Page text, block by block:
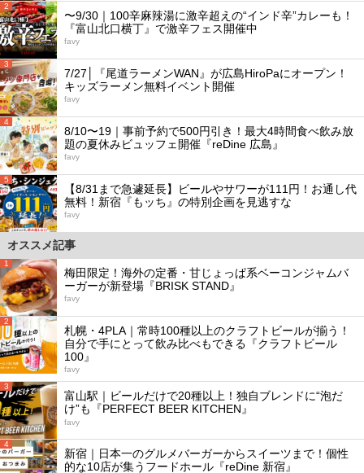
2
〜9/30｜100辛麻辣湯に激辛超えの“インド辛”カレーも！
『富山北口横丁』で激辛フェス開催中
favy
3
7/27│『尾道ラーメンWAN』が広島HiroPaにオープン！
キッズラーメン無料イベント開催
favy
4
8/10〜19｜事前予約で500円引き！最大4時間食べ飲み放
題の夏休みビュッフェ開催『reDine 広島』
favy
5
【8/31まで急遽延長】ビールやサワーが111円！お通し代
無料！新宿『もッち』の特別企画を見逃すな
favy
オススメ記事
1
梅田限定！海外の定番・甘じょっぱ系ベーコンジャムバ
ーガーが新登場『BRISK STAND』
favy
2
札幌・4PLA｜常時100種以上のクラフトビールが揃う！
自分で手にとって飲み比べもできる『クラフトビール
100』
favy
3
富山駅｜ビールだけで20種以上！独自ブレンドに“泡だ
け”も『PERFECT BEER KITCHEN』
favy
4
新宿｜日本一のグルメバーガーからスイーツまで！個性
的な10店が集うフードホール『reDine 新宿』